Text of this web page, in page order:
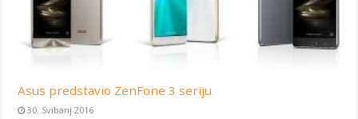
Asus predstavio ZenFone 3 seriju
30. Svibanj 2016